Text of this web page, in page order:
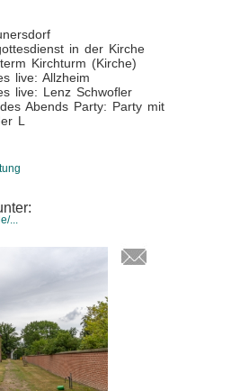
in der Kirche
Kirchturm (Kirche)
live: Allzheim
live: Lenz Schwofler
Abends Party: Party mit
L
...